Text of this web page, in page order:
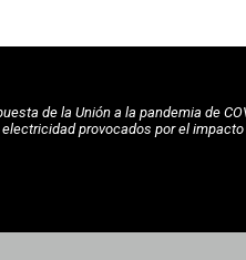
de la Unión a la pandemia de
provocados por el impacto